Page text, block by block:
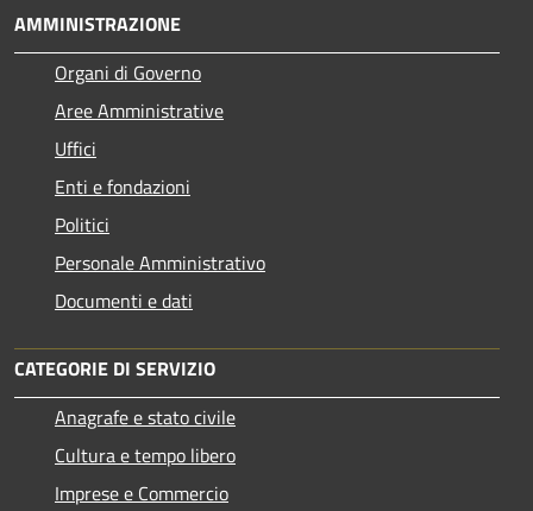
AMMINISTRAZIONE
Organi di Governo
Aree Amministrative
Uffici
Enti e fondazioni
Politici
Personale Amministrativo
Documenti e dati
CATEGORIE DI SERVIZIO
Anagrafe e stato civile
Cultura e tempo libero
Imprese e Commercio